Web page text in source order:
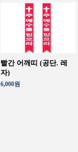
빨간 어깨띠 (공단. 레
자)
6,000원